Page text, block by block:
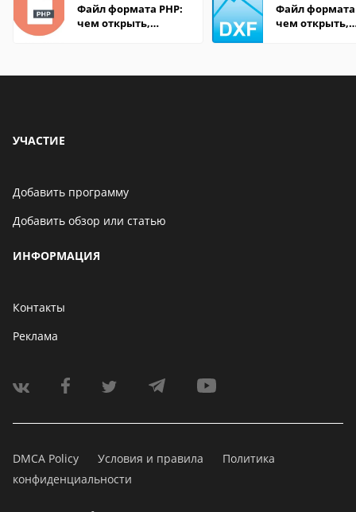
Файл формата PHP:
чем открыть,
Файл формата
чем открыть,
УЧАСТИЕ
Добавить программу
Добавить обзор или статью
ИНФОРМАЦИЯ
Контакты
Реклама
DMCA Policy Условия и правила
Политика
конфиденциальности